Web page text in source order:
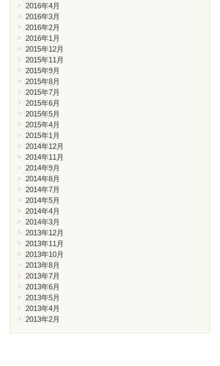
2016年4月
2016年3月
2016年2月
2016年1月
2015年12月
2015年11月
2015年9月
2015年8月
2015年7月
2015年6月
2015年5月
2015年4月
2015年1月
2014年12月
2014年11月
2014年9月
2014年8月
2014年7月
2014年5月
2014年4月
2014年3月
2013年12月
2013年11月
2013年10月
2013年8月
2013年7月
2013年6月
2013年5月
2013年4月
2013年2月